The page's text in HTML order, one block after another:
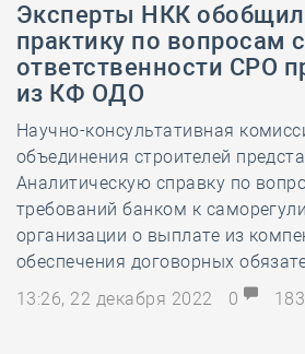
Эксперты НКК
практику по вопросам
ответственности СРО
из КФ ОДО
Научно-консультативная
объединения строителей
Аналитическую справку по
требований банком к
организации о выплате из
обеспечения договорных
13:26, 22 декабря 2022
0